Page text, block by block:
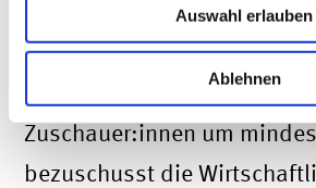
Auswahl erlauben
Ablehnen
Bei Corona-bedingter
Zuschauer:innen um
bezuschusst die